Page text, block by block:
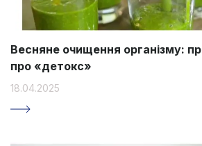
Весняне очищення організму:
про «детокс»
18.04.2025